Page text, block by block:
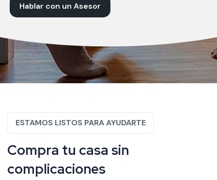
Hablar con un Asesor
ESTAMOS LISTOS PARA AYUDARTE
Compra tu casa sin
complicaciones